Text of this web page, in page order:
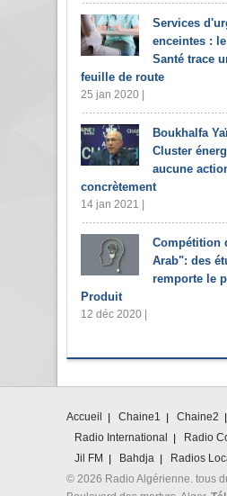
Services
enceintes :
Santé trace
feuille de route
25 jan 2020 |
Boukhalfa
Cluster
aucune
concrètement
14 jan 2021 |
Compétition
Arab": des
remporte le
Produit
12 déc 2020 |
Accueil Chaine1 Chaine2
Radio International
Radio
Jil FM
Bahdja
Radios
© 2026 Radio Algérienne. tous